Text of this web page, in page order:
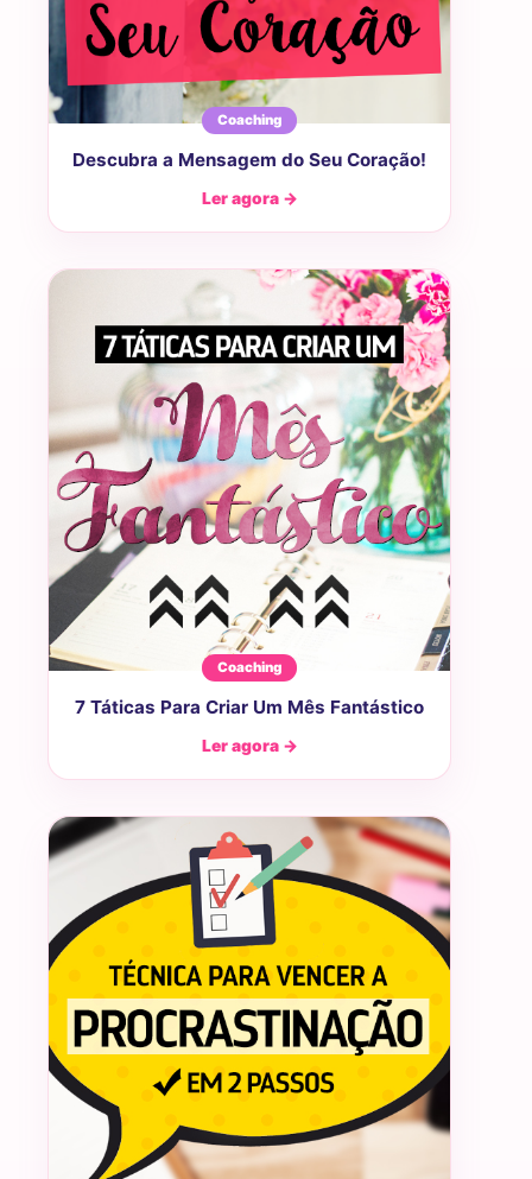
Coaching
Descubra a Mensagem do Seu Coração!
Ler agora →
Coaching
7 Táticas Para Criar Um Mês Fantástico
Ler agora →